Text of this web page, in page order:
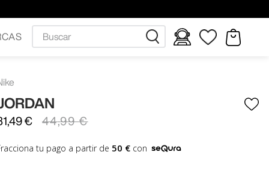
49 € 44,99 €
tu pago a partir de 50 €con